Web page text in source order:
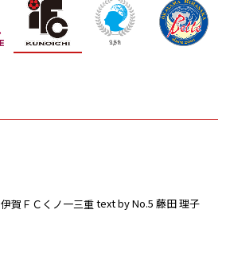
伊賀ＦＣくノ一三重text by No.5 藤田 理子